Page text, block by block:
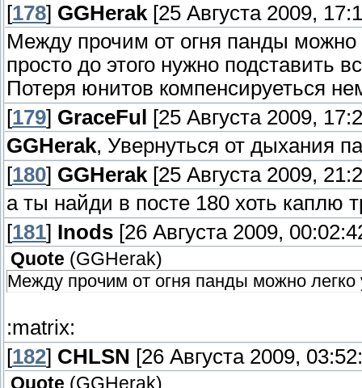
[178] GGHerak [25 Августа 2009,
Между прочим от огня панды можно
просто до этого нужно подставить
Потеря юнитов компенсируеться
[179] GraceFul
[25 Августа 2009,
GGHerak, Увернуться от дыхания
[180] GGHerak [25 Августа 2009,
а ты найди в посте 180 хоть каплю
[181] Inods [26 Августа 2009,
Quote (GGHerak)
Между прочим от огня панды можно легко
:matrix:
[182] CHLSN [26 Августа 2009,
Quote (GGHerak)